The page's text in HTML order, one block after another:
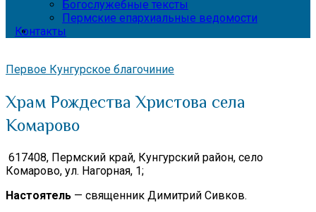
Богослужебные тексты
Пермские епархиальные ведомости
Контакты
Первое Кунгурское благочиние
Храм Рождества Христова села
Комарово
617408, Пермский край, Кунгурский район, село
Комарово, ул. Нагорная, 1;
Настоятель — священник Димитрий Сивков.